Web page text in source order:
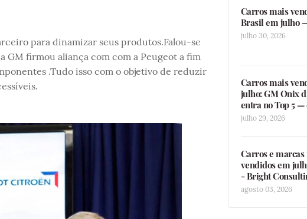
para dinamizar seus produtos.Falou-se
GM firmou aliança com com a Peugeot a fim
.Tudo isso com o objetivo de reduzir
Carros mais
Brasil em julho
julho 30, 2026
Carros mais
julho: GM Onix
entra no Top 5 —
julho 29, 2026
Carros e marcas
vendidos em
- Bright
agosto 03, 2026